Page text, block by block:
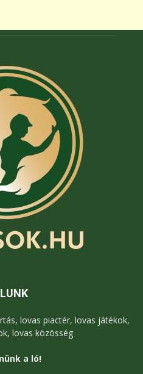
lovas piactér, lovas játékok,
lovas közösség
a ló!